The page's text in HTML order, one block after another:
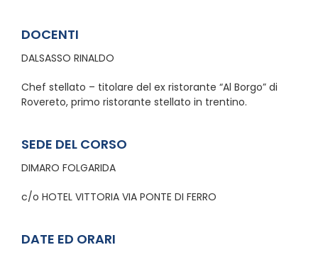
DOCENTI
DALSASSO RINALDO
Chef stellato – titolare del ex ristorante “Al Borgo” di
Rovereto, primo ristorante stellato in trentino.
SEDE DEL CORSO
DIMARO FOLGARIDA
c/o HOTEL VITTORIA VIA PONTE DI FERRO
DATE ED ORARI